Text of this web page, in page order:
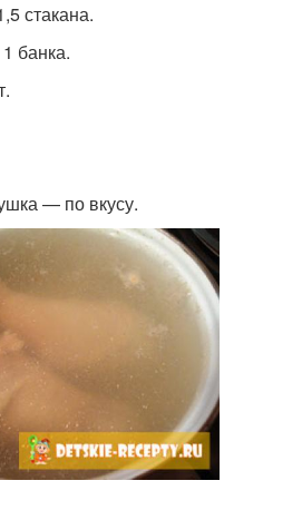
стакана.
банка.
— по вкусу.